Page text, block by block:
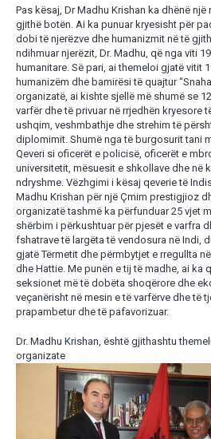
Pas kësaj, Dr Madhu Krishan ka dhënë
gjithë botën. Ai ka punuar kryesisht për
dobi të njerëzve dhe humanizmit në të
ndihmuar njerëzit, Dr. Madhu, që nga viti
humanitare. Së pari, ai themeloi gjatë vitit
humanizëm dhe bamirësi të quajtur
organizatë, ai kishte sjellë më shumë se
varfër dhe të privuar në rrjedhën kryesore
ushqim, veshmbathje dhe strehim të
diplomimit. Shumë nga të burgosurit tani
Qeveri si oficerët e policisë, oficerët e
universitetit, mësuesit e shkollave dhe në
ndryshme. Vëzhgimi i kësaj qeverie të
Madhu Krishan për një Çmim prestigjioz
organizatë tashmë ka përfunduar 25 vjet
shërbim i përkushtuar për pjesët e varfra
fshatrave të largëta të vendosura në Indi,
gjatë Tërmetit dhe përmbytjet e rregullta
dhe Hattie. Me punën e tij të madhe, ai ka
seksionet më të dobëta shoqërore dhe
veçanërisht në mesin e të varfërve dhe të
prapambetur dhe të pafavorizuar.
Dr. Madhu Krishan, është gjithashtu
organizate